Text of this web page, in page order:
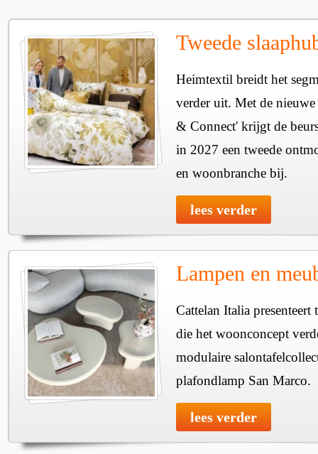
Tweede
Heimtextil breidt het
verder uit. Met de
& Connect' krijgt de
in 2027 een tweede
en woonbranche bij.
lees verder
Lampen en
Cattelan Italia
die het woonconcept
modulaire
plafondlamp San Marco.
lees verder